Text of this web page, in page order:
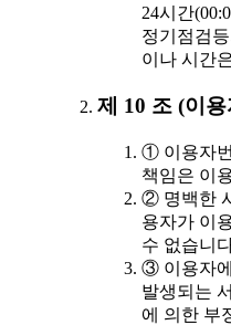
24시간
정기점검
이나 시간
제 10 조 (이
① 이용자
책임은 이
② 명백한
용자가 이
수 없습니
③ 이용자
발생되는
에 의한 부